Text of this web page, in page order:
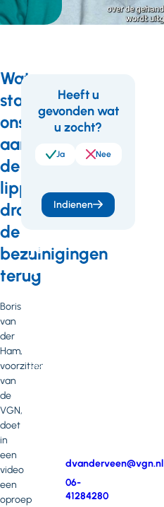
Water
staat
ons
aan
de
lippen,
draai
de
bezuinigingen
terug
Boris
van
der
Ham,
voorzitter
van
de
VGN,
doet
in
een
video
een
oproep
Wil
meer
of
je
vragen
of
op
dvanderveen@vgn.nl
Telefoonnummer
06-
41284280
Feedback
Heeft u
gevonden wat
u zocht?
Ja Nee
Indienen